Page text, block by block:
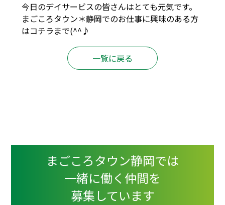
今日のデイサービスの皆さんはとても元気です。
まごころタウン＊静岡でのお仕事に興味のある方
はコチラ まで(^^♪
一覧に戻る
まごころタウン静岡では
一緒に働く仲間を
募集しています